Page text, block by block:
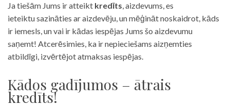
Ja tiešām Jums ir atteikt kredīts, aizdevums, es
ieteiktu sazināties ar aizdevēju, un mēģināt noskaidrot, kāds
ir iemesls, un vai ir kādas iespējas Jums šo aizdevumu
saņemt! Atcerēsimies, ka ir nepieciešams aizņemties
atbildīgi, izvērtējot atmaksas iespējas.
Kādos gadījumos – ātrais
kredīts!